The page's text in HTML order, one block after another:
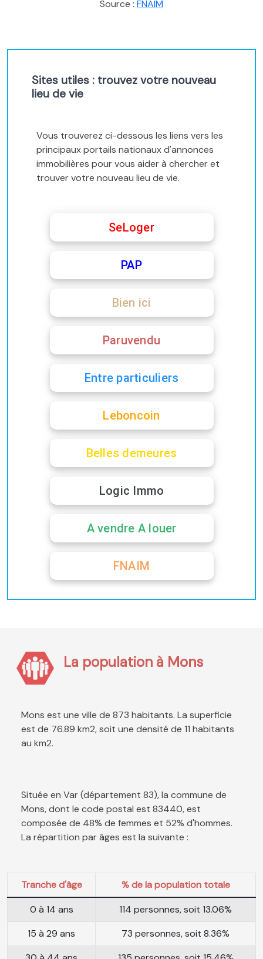
Source : FNAIM
Sites utiles : trouvez votre nouveau
lieu de vie
Vous trouverez ci-dessous les liens vers les
principaux portails nationaux d'annonces
immobilières pour vous aider à chercher et
trouver votre nouveau lieu de vie.
SeLoger
PAP
Bien ici
Paruvendu
Entre particuliers
Leboncoin
Belles demeures
Logic Immo
A vendre A louer
FNAIM
La population à Mons
Mons est une ville de 873 habitants. La superficie
est de 76.89 km2, soit une densité de 11 habitants
au km2.
Située en Var (département 83), la commune de
Mons, dont le code postal est 83440, est
composée de 48% de femmes et 52% d'hommes.
La répartition par âges est la suivante :
Tranche d'âge
% de la population totale
0 à 14 ans
114 personnes, soit 13.06%
15 à 29 ans
73 personnes, soit 8.36%